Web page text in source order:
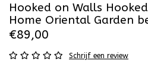
Hooked on Walls
Home Oriental Garden
€89,00
Schrijf een review